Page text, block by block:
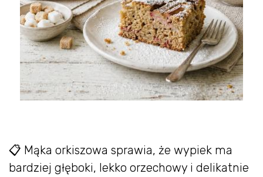
📋 Mąka orkiszowa sprawia, że wypiek ma
bardziej głęboki, lekko orzechowy i delikatnie